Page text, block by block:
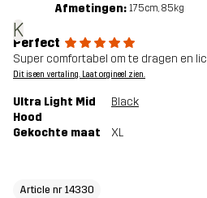
K
Afmetingen: 175cm, 85kg
Perfect
Super comfortabel om te dragen en
Dit is een vertaling. Laat orgineel zien.
Ultra Light Mid
Hood
Black
Gekochte maat XL
Article nr 14330